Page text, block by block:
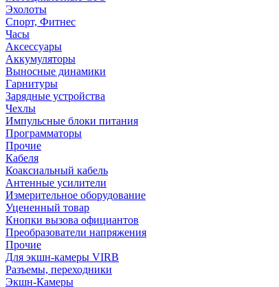
Эхолоты
Спорт, Фитнес
Часы
Аксессуары
Аккумуляторы
Выносные динамики
Гарнитуры
Зарядные устройства
Чехлы
Импульсные блоки питания
Программаторы
Прочие
Кабеля
Коаксиальный кабель
Антенные усилители
Измерительное оборудование
Уцененный товар
Кнопки вызова официантов
Преобразователи напряжения
Прочие
Для экшн-камеры VIRB
Разъемы, переходники
Экшн-Камеры